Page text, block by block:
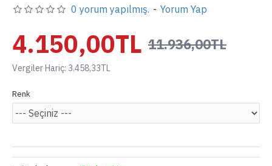
0 yorum yapılmış. - Yorum Yap
4.150,00TL 11.936,00TL
Vergiler Hariç: 3.458,33TL
Renk